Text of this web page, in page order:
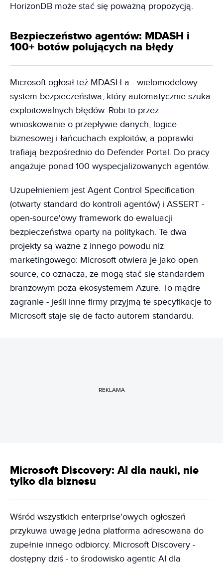
HorizonDB może stać się poważną propozycją.
Bezpieczeństwo agentów: MDASH i
100+ botów polujących na błędy
Microsoft ogłosił też MDASH-a - wielomodelowy
system bezpieczeństwa, który automatycznie szuka
exploitowalnych błędów. Robi to przez
wnioskowanie o przepływie danych, logice
biznesowej i łańcuchach exploitów, a poprawki
trafiają bezpośrednio do Defender Portal. Do pracy
angażuje ponad 100 wyspecjalizowanych agentów.
Uzupełnieniem jest Agent Control Specification
(otwarty standard do kontroli agentów) i ASSERT -
open-source'owy framework do ewaluacji
bezpieczeństwa oparty na politykach. Te dwa
projekty są ważne z innego powodu niż
marketingowego: Microsoft otwiera je jako open
source, co oznacza, że mogą stać się standardem
branżowym poza ekosystemem Azure. To mądre
zagranie - jeśli inne firmy przyjmą te specyfikacje to
Microsoft staje się de facto autorem standardu.
REKLAMA
Microsoft Discovery: AI dla nauki, nie
tylko dla biznesu
Wśród wszystkich enterprise'owych ogłoszeń
przykuwa uwagę jedna platforma adresowana do
zupełnie innego odbiorcy. Microsoft Discovery -
dostępny dziś - to środowisko agentic AI dla